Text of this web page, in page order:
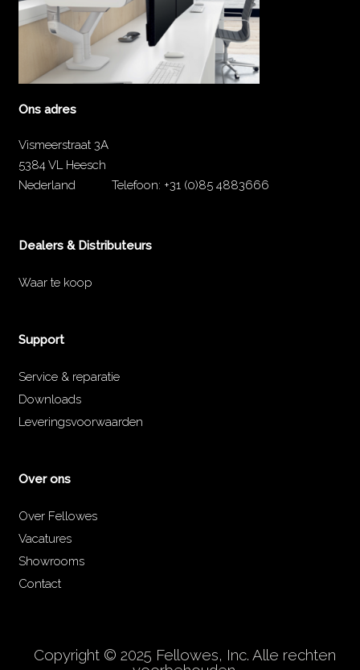
Ons adres
Vismeerstraat 3A
5384 VL Heesch
Nederland
Telefoon: +31 (0)85 4883666
Dealers & Distributeurs
Waar te koop
Support
Service & reparatie
Downloads
Leveringsvoorwaarden
Over ons
Over Fellowes
Vacatures
Showrooms
Contact
Copyright © 2025 Fellowes, Inc. Alle rechten